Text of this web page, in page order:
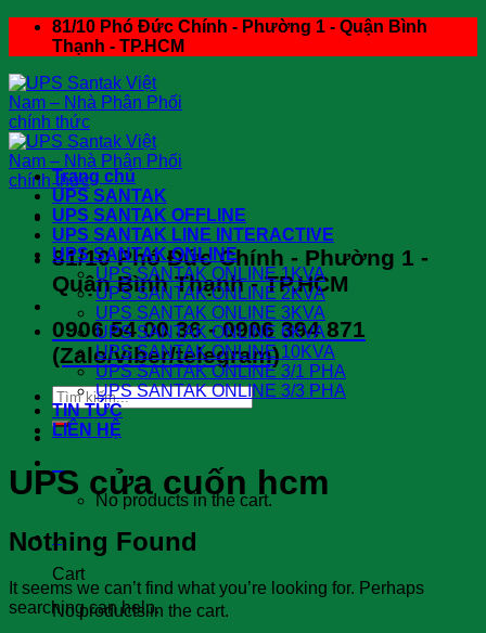
Skip
81/10 Phó Đức Chính - Phường 1 - Quận Bình
Thạnh - TP.HCM
81/10 Phó Đức Chính - Phường 1 -
Quận Bình Thạnh - TP.HCM
0906 54 00 36 - 0906 394 871
(Zalo/viber/telegram)
Search
for:
No products in the cart.
0
Cart
No products in the cart.
Trang chủ
UPS SANTAK
UPS SANTAK OFFLINE
UPS SANTAK LINE INTERACTIVE
UPS SANTAK ONLINE
UPS SANTAK ONLINE 1KVA
UPS SANTAK ONLINE 2KVA
UPS SANTAK ONLINE 3KVA
UPS SANTAK ONLINE 6KVA
UPS SANTAK ONLINE 10KVA
UPS SANTAK ONLINE 3/1 PHA
UPS SANTAK ONLINE 3/3 PHA
TIN TỨC
LIÊN HỆ
UPS cửa cuốn hcm
Nothing Found
It seems we can’t find what you’re looking for. Perhaps
searching can help.